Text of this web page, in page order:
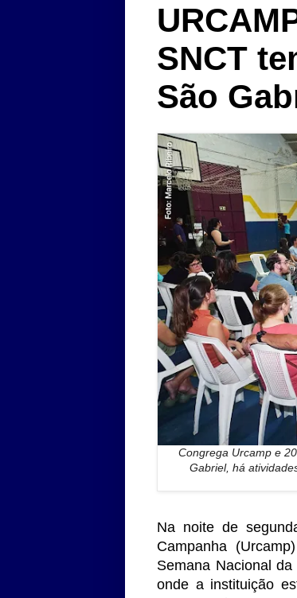
SNCT
São
Congrega Urcamp e
Gabriel, há
Na noite de
Campanha
Semana Nacional
onde a instituição